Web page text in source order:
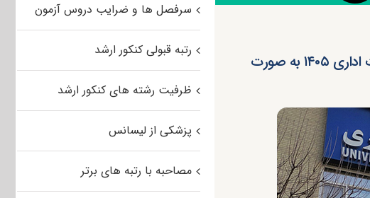
پذیرش ارشد بدون آزمون دانشگاه علوم قضایی و خدمات اداری ۱۴۰۵ به صورت
سرفصل ها و ضرایب دروس آزمون
رتبه قبولی کنکور ارشد
ظرفیت رشته های کنکور ارشد
پزشکی از لیسانس
مصاحبه با رتبه های برتر